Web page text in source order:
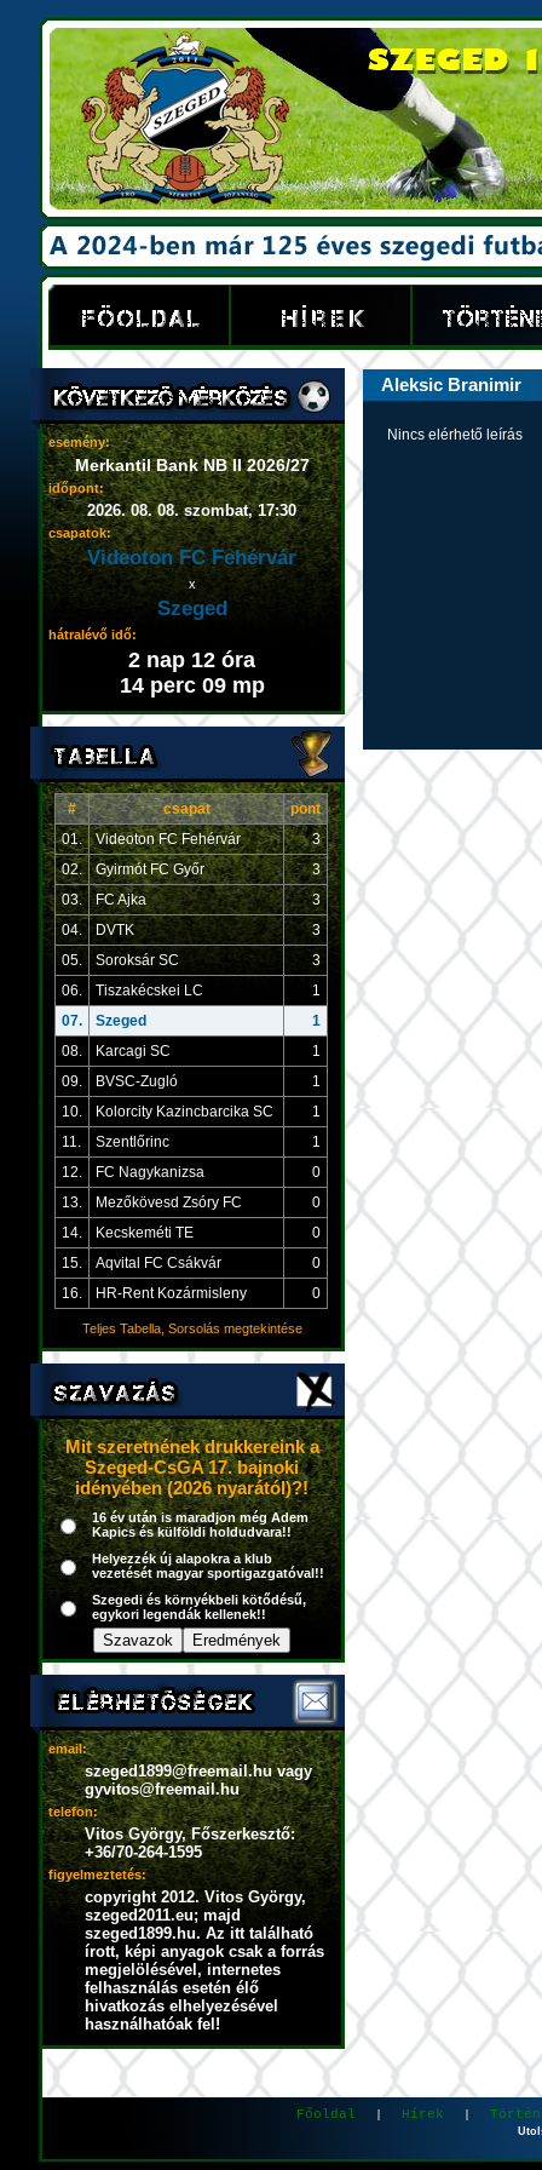
esemény:
Merkantil Bank NB II 2026/27
időpont:
2026. 08. 08. szombat, 17:30
csapatok:
Videoton FC Fehérvár
x
Szeged
hátralévő idő:
2 nap 12 óra
14 perc 09 mp
# csapat
pont
01.
Videoton FC Fehérvár
3
02.
Gyirmót FC Győr
3
03.
FC Ajka
3
04.
DVTK
3
05.
Soroksár SC
3
06.
Tiszakécskei LC
1
07.
Szeged
1
08.
Karcagi SC
1
09.
BVSC-Zugló
1
10.
Kolorcity Kazincbarcika SC
1
11.
Szentlőrinc
1
12.
FC Nagykanizsa
0
13.
Mezőkövesd Zsóry FC
0
14.
Kecskeméti TE
0
15.
Aqvital FC Csákvár
0
16.
HR-Rent Kozármisleny 0
Teljes Tabella, Sorsolás megtekintése
Mit szeretnének drukkereink a
Szeged-CsGA 17. bajnoki
idényében (2026 nyarától)?!
16 év után is maradjon még Adem
Kapics és külföldi holdudvara!!
Helyezzék új alapokra a klub
vezetését magyar sportigazgatóval!!
Szegedi és környékbeli kötődésű,
egykori legendák kellenek!!
email:
szeged1899@freemail.hu vagy
gyvitos@freemail.hu
telefon:
Vitos György, Főszerkesztő:
+36/70-264-1595
figyelmeztetés:
copyright 2012. Vitos György,
szeged2011.eu; majd
szeged1899.hu. Az itt található
írott, képi anyagok csak a forrás
megjelölésével, internetes
felhasználás esetén élő
hivatkozás elhelyezésével
használhatóak fel!
Aleksic Branimir
Nincs elérhető leírás
Főoldal Hírek